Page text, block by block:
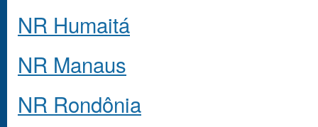
NR Humaitá
NR Manaus
NR Rondônia